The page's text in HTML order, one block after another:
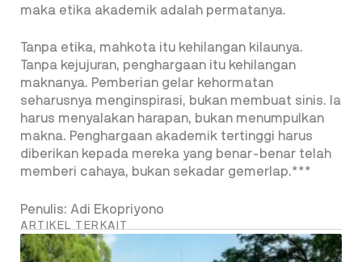
maka etika akademik adalah permatanya.
Tanpa etika, mahkota itu kehilangan kilaunya.
Tanpa kejujuran, penghargaan itu kehilangan
maknanya. Pemberian gelar kehormatan
seharusnya menginspirasi, bukan membuat sinis. Ia
harus menyalakan harapan, bukan menumpulkan
makna. Penghargaan akademik tertinggi harus
diberikan kepada mereka yang benar-benar telah
memberi cahaya, bukan sekadar gemerlap.***
Penulis: Adi Ekopriyono
ARTIKEL TERKAIT